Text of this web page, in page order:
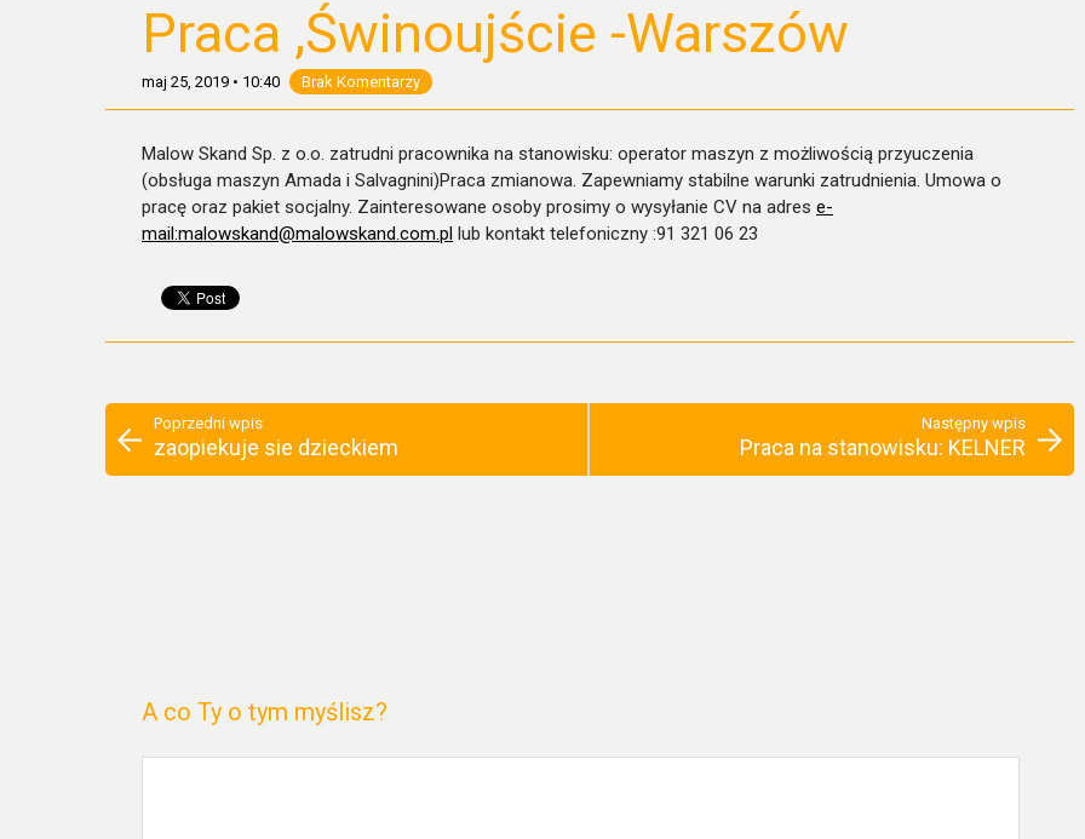
Praca ,Świnoujście -Warszów
maj 25, 2019 • 10:40 Brak Komentarzy
Malow Skand Sp. z o.o. zatrudni pracownika na stanowisku: operator maszyn z możliwością przyuczenia
(obsługa maszyn Amada i Salvagnini)Praca zmianowa. Zapewniamy stabilne warunki zatrudnienia. Umowa o
pracę oraz pakiet socjalny. Zainteresowane osoby prosimy o wysyłanie CV na adres e-
mail:malowskand@malowskand.com.pl lub kontakt telefoniczny :91 321 06 23
Poprzedni wpis
zaopiekuje sie dzieckiem
Następny wpis
Praca na stanowisku: KELNER
A co Ty o tym myślisz?